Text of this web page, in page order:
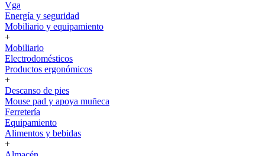
Vga
Energía y seguridad
Mobiliario y equipamiento
+
Mobiliario
Electrodomésticos
Productos ergonómicos
+
Descanso de pies
Mouse pad y apoya muñeca
Ferretería
Equipamiento
Alimentos y bebidas
+